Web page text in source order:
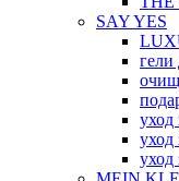
SAY YES
гели
уход
уход
уход